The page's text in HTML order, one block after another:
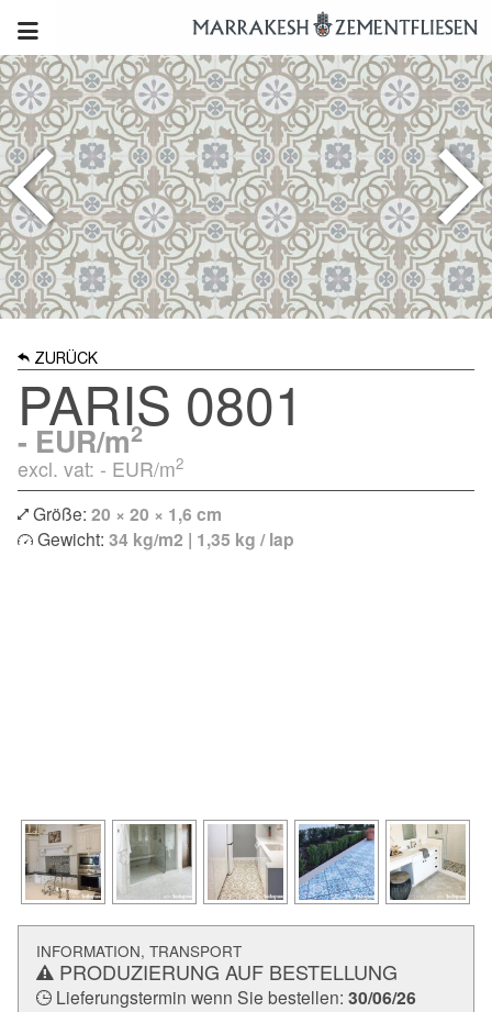
ZURÜCK
PARIS 0801
- EUR/m2
excl. vat: - EUR/m2
Größe: 20 × 20 × 1,6 cm
Gewicht: 34 kg/m2 | 1,35 kg / lap
INFORMATION, TRANSPORT
PRODUZIERUNG AUF BESTELLUNG
Lieferungstermin wenn Sie bestellen: 30/06/26